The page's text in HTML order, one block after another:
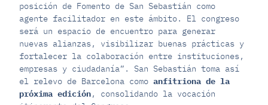
posición de Fomento de San Sebastián como
agente facilitador en este ámbito. El congreso
será un espacio de encuentro para generar
nuevas alianzas, visibilizar buenas prácticas y
fortalecer la colaboración entre instituciones,
empresas y ciudadanía”. San Sebastián toma así
el relevo de Barcelona comoanfitriona de la
próxima edición, consolidando la vocación